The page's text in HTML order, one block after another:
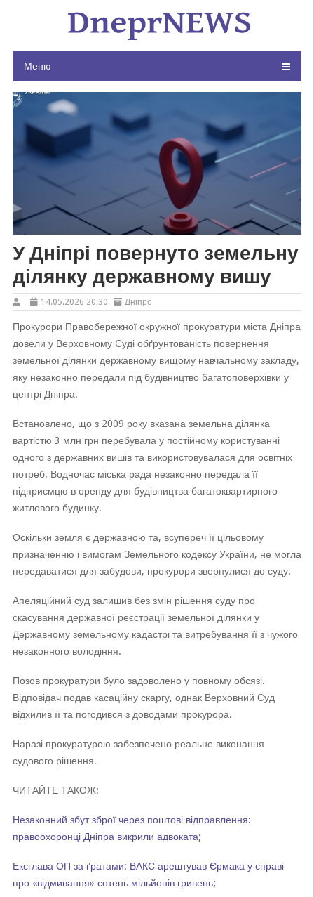
Меню
У Дніпрі повернуто земельну
ділянку державному вишу
14.05.2026 20:30 Дніпро
Прокурори Правобережної окружної прокуратури міста Дніпра
довели у Верховному Суді обґрунтованість повернення
земельної ділянки державному вищому навчальному закладу,
яку незаконно передали під будівництво багатоповерхівки у
центрі Дніпра.
Встановлено, що з 2009 року вказана земельна ділянка
вартістю 3 млн грн перебувала у постійному користуванні
одного з державних вишів та використовувалася для освітніх
потреб. Водночас міська рада незаконно передала її
підприємцю в оренду для будівництва багатоквартирного
житлового будинку.
Оскільки земля є державною та, всупереч її цільовому
призначенню і вимогам Земельного кодексу України, не могла
передаватися для забудови, прокурори звернулися до суду.
Апеляційний суд залишив без змін рішення суду про
скасування державної реєстрації земельної ділянки у
Державному земельному кадастрі та витребування її з чужого
незаконного володіння.
Позов прокуратури було задоволено у повному обсязі.
Відповідач подав касаційну скаргу, однак Верховний Суд
відхилив її та погодився з доводами прокурора.
Наразі прокуратурою забезпечено реальне виконання
судового рішення.
ЧИТАЙТЕ ТАКОЖ:
Незаконний збут зброї через поштові відправлення:
правоохоронці Дніпра викрили адвоката;
Ексглава ОП за ґратами: ВАКС арештував Єрмака у справі
про «відмивання» сотень мільйонів гривень;